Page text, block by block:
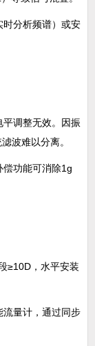
时分析频谱）或安
调整无效。因振
波难以分离。
功能可消除1g
≥10D，水平安装
流量计，通过同步